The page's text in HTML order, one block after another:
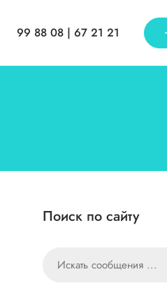
99 88 08 | 67 21 21
Поиск по сайту